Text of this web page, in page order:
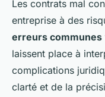
Les contrats mal
entreprise à des
erreurs communes
laissent place à
complications
clarté et de la